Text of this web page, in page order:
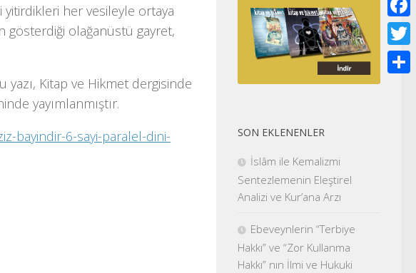
her vesileyle ortaya
gösterdiği olağanüstü gayret,
yazı, Kitap ve Hikmet dergisinde
yayımlanmıştır.
bayindir-6-sayi-paralel-dini-
SON EKLENENLER
İslâm ile Kemalizmi
Sentezlemenin Eleştirel
Analizi ve Kur’ana Arzı
Ebeveynlerin “Terbiye
Hakkı” ve “Zor Kullanma
Hakkı” nın İlmi ve Hukuki